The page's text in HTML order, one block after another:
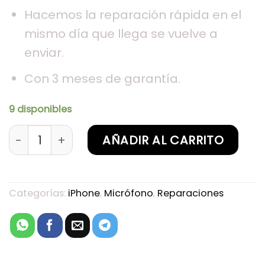
Hacemos la reparación rápida en el
mismo día que llega se vuelve a
enviar.
Con 3 meses de garantía.
9 disponibles
Sustitución de Micrófono iPhone XS cantidad
AÑADIR AL CARRITO
Categorías: iPhone, Micrófono, Reparaciones